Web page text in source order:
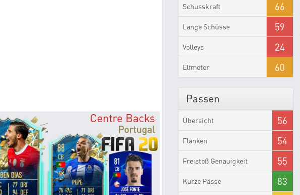
Schusskraft 66
Lange Schüsse 59
Volleys 24
Elfmeter 60
Passen
Übersicht 56
Flanken 54
Freistoß Genauigkeit 55
Kurze Pässe 83